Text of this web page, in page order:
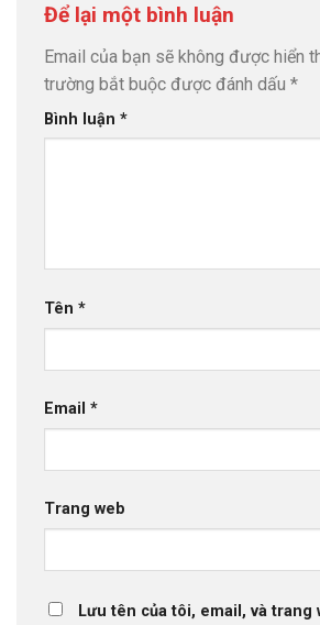
Để lại một bình luận
Email của bạn sẽ không được hiển
trường bắt buộc được đánh dấu *
Bình luận *
Tên *
Email *
Trang web
Lưu tên của tôi, email, và